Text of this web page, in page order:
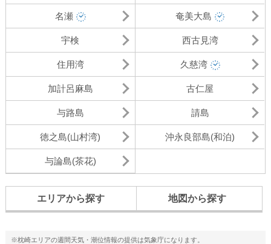
名瀬 奄美大島
宇検 西古見湾
住用湾 久慈湾
加計呂麻島 古仁屋
与路島 請島
徳之島(山村湾) 沖永良部島(和泊)
与論島(茶花)
エリアから探す 地図から探す
※枕崎エリアの週間天気・潮位情報の提供は気象庁になります。